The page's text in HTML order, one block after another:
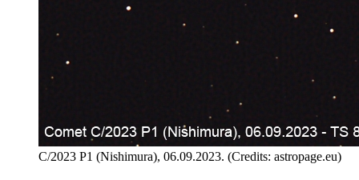
C/2023 P1 (Nishimura), 06.09.2023. (Credits: astropage.eu)